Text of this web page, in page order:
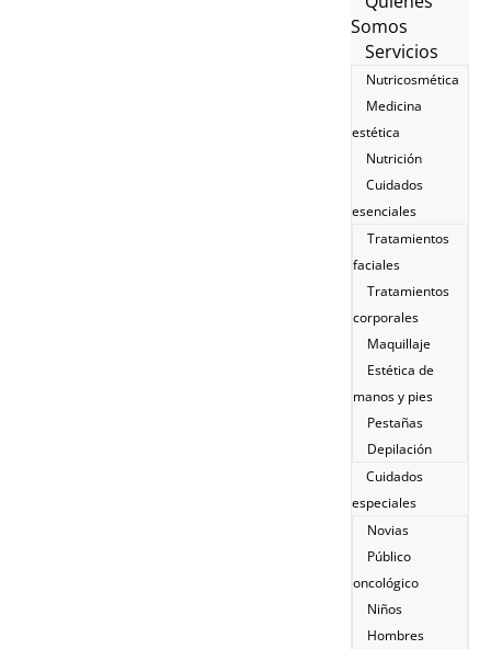
Somos
Servicios
Nutricosmética
Medicina
estética
Nutrición
Cuidados
esenciales
Tratamientos
faciales
Tratamientos
corporales
Maquillaje
Estética de
manos y pies
Pestañas
Depilación
Cuidados
especiales
Novias
Público
oncológico
Niños
Hombres